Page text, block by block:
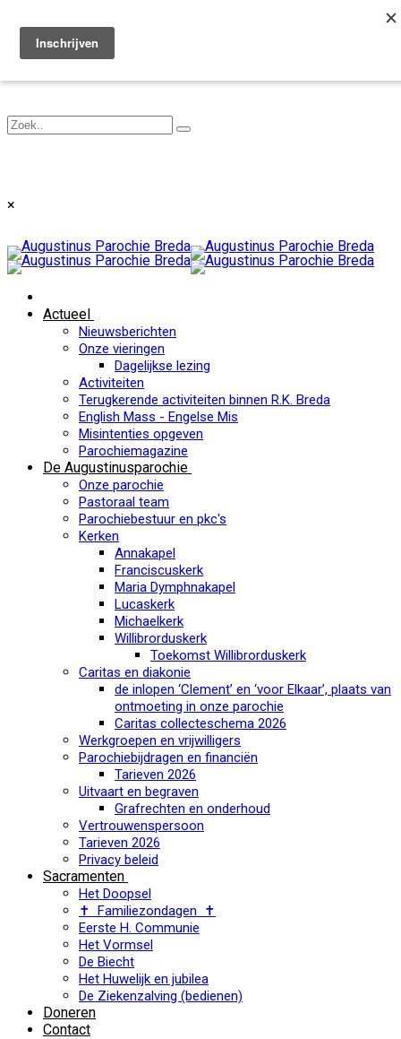
Toggle navigation
×
Actueel
Nieuwsberichten
Onze vieringen
Dagelijkse lezing
Activiteiten
Terugkerende activiteiten binnen R.K. Breda
English Mass - Engelse Mis
Misintenties opgeven
Parochiemagazine
De Augustinusparochie
Onze parochie
Pastoraal team
Parochiebestuur en pkc's
Kerken
Annakapel
Franciscuskerk
Maria Dymphnakapel
Lucaskerk
Michaelkerk
Willibrorduskerk
Toekomst Willibrorduskerk
Caritas en diakonie
de inlopen ‘Clement’ en ‘voor Elkaar’, plaats van
ontmoeting in onze parochie
Caritas collecteschema 2026
Werkgroepen en vrijwilligers
Parochiebijdragen en financiën
Tarieven 2026
Uitvaart en begraven
Grafrechten en onderhoud
Vertrouwenspersoon
Tarieven 2026
Privacy beleid
Sacramenten
Het Doopsel
✝ Familiezondagen ✝
Eerste H. Communie
Het Vormsel
De Biecht
Het Huwelijk en jubilea
De Ziekenzalving (bedienen)
Doneren
Contact